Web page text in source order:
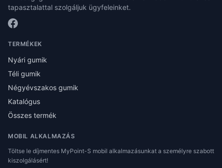
tapasztalattal szolgáljuk ügyfeleinket.
TERMÉKEK
Nyári gumik
Téli gumik
Négyévszakos gumik
Katalógus
Összes termék
MOBIL ALKALMAZÁS
Töltse le díjmentes MyPoint-S mobil alkalmazásunkat a személyre szabott
kiszolgálásért!